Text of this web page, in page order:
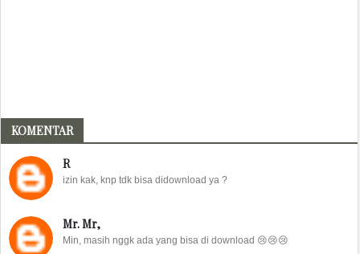
KOMENTAR
R
izin kak, knp tdk bisa didownload ya ?
Mr. Mr,
Min, masih nggk ada yang bisa di download 😢😢😢